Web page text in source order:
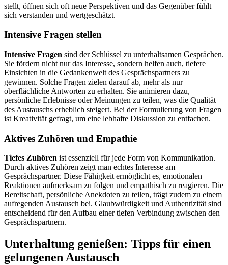
stellt, öffnen sich oft neue Perspektiven und das Gegenüber fühlt
sich verstanden und wertgeschätzt.
Intensive Fragen stellen
Intensive Fragen sind der Schlüssel zu unterhaltsamen Gesprächen.
Sie fördern nicht nur das Interesse, sondern helfen auch, tiefere
Einsichten in die Gedankenwelt des Gesprächspartners zu
gewinnen. Solche Fragen zielen darauf ab, mehr als nur
oberflächliche Antworten zu erhalten. Sie animieren dazu,
persönliche Erlebnisse oder Meinungen zu teilen, was die Qualität
des Austauschs erheblich steigert. Bei der Formulierung von Fragen
ist Kreativität gefragt, um eine lebhafte Diskussion zu entfachen.
Aktives Zuhören und Empathie
Tiefes Zuhören ist essenziell für jede Form von Kommunikation.
Durch aktives Zuhören zeigt man echtes Interesse am
Gesprächspartner. Diese Fähigkeit ermöglicht es, emotionalen
Reaktionen aufmerksam zu folgen und empathisch zu reagieren. Die
Bereitschaft, persönliche Anekdoten zu teilen, trägt zudem zu einem
aufregenden Austausch bei. Glaubwürdigkeit und Authentizität sind
entscheidend für den Aufbau einer tiefen Verbindung zwischen den
Gesprächspartnern.
Unterhaltung genießen: Tipps für einen
gelungenen Austausch